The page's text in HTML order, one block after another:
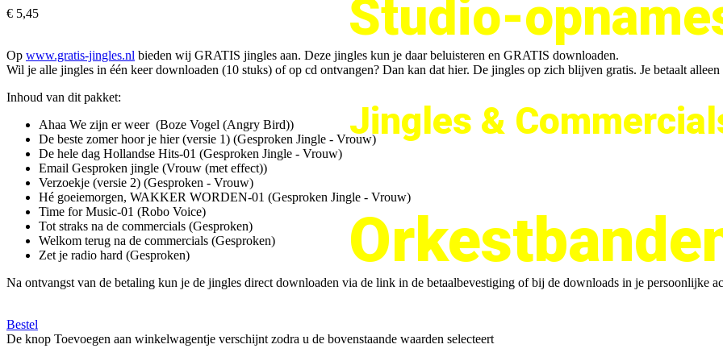
Studio-
Jingles &
€ 5,45
Op www.gratis-jingles.nl bieden wij GRATIS jingles aan. Deze jingles kun je daar beluisteren en GRATIS downloaden.
Wil je alle jingles in één keer downloaden (10 stuks) of op cd ontvangen? Dan kan dat hier. De jingles op zich blijven gratis. Je betaalt
Inhoud van dit pakket:
Ahaa We zijn er weer (Boze Vogel (Angry Bird))
De beste zomer hoor je hier (versie 1) (Gesproken Jingle - Vrouw)
De hele dag Hollandse Hits-01 (Gesproken Jingle - Vrouw)
Email Gesproken jingle (Vrouw (met effect))
Verzoekje (versie 2) (Gesproken - Vrouw)
Hé goeiemorgen, WAKKER WORDEN-01 (Gesproken Jingle - Vrouw)
Time for Music-01 (Robo Voice)
Tot straks na de commercials (Gesproken)
Welkom terug na de commercials (Gesproken)
Zet je radio hard (Gesproken)
Na ontvangst van de betaling kun je de jingles direct downloaden via de link in de betaalbevestiging of bij de downloads in je persoonlijke
Bestel
De knop Toevoegen aan winkelwagentje verschijnt zodra u de bovenstaande waarden selecteert